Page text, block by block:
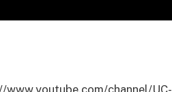
www.youtube.com/channel/UC-